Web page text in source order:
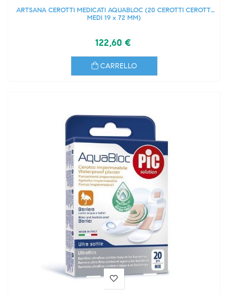
ARTSANA CEROTTI MEDICATI AQUABLOC (20 CEROTTI CEROTTI
MEDI 19 x 72 MM)
122,60 €
CARRELLO